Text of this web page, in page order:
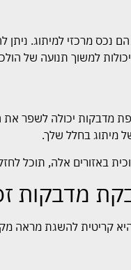
הם נכס מרכזי למיתוג.
למשוך תנועה של
יכולה לשפר את
מיתוג בחלל שלך.
באזורים אלה, תוכל
מדבקות
קריטית להשגת מראה